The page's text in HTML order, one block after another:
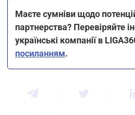
Маєте сумніви щодо
партнерства? Перевіряйте
українські компанії в
посиланням.